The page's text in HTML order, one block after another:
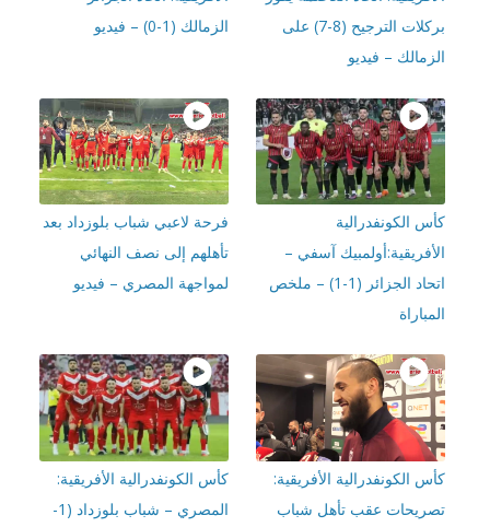
بركلات الترجيح (8-7) على
– فيديو
الزمالك (1-0) – فيديو
الكونفدرالية
آسفي –
اتحاد الجزائر (1-1) – ملخص
فرحة لاعبي شباب بلوزداد بعد
تأهلهم إلى نصف النهائي
لمواجهة المصري – فيديو
الكونفدرالية الأفريقية:
عقب تأهل شباب
كأس الكونفدرالية الأفريقية:
المصري – شباب بلوزداد (1-